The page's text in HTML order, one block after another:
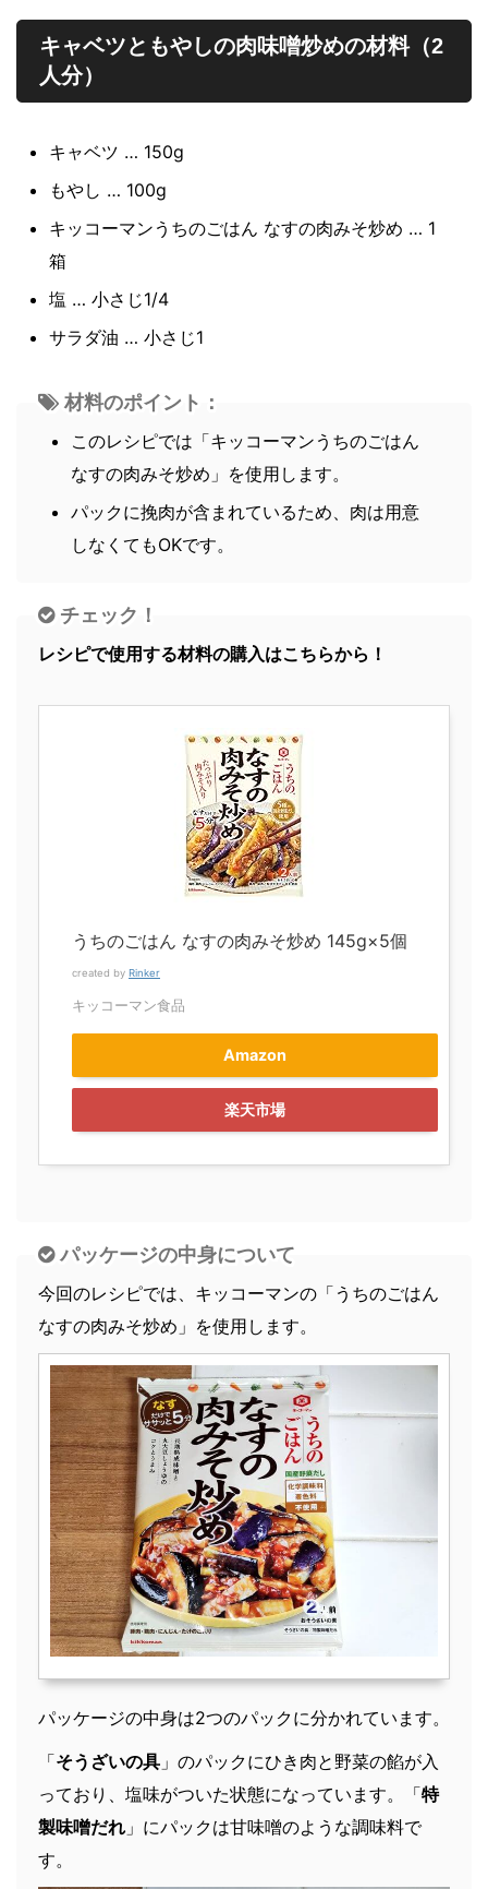
キャベツともやしの肉味噌炒めの材料（2
人分）
キャベツ … 150g
もやし … 100g
キッコーマンうちのごはん なすの肉みそ炒め … 1
箱
塩 … 小さじ1/4
サラダ油 … 小さじ1
材料のポイント：
このレシピでは「キッコーマンうちのごはん
なすの肉みそ炒め」を使用します。
パックに挽肉が含まれているため、肉は用意
しなくてもOKです。
チェック！
レシピで使用する材料の購入はこちらから！
うちのごはん なすの肉みそ炒め 145g×5個
created by Rinker
キッコーマン食品
Amazon
楽天市場
パッケージの中身について
今回のレシピでは、キッコーマンの「うちのごはん
なすの肉みそ炒め」を使用します。
パッケージの中身は2つのパックに分かれています。
「そうざいの具 」のパックにひき肉と野菜の餡が入
っており、塩味がついた状態になっています。「特
製味噌だれ 」にパックは甘味噌のような調味料で
す。